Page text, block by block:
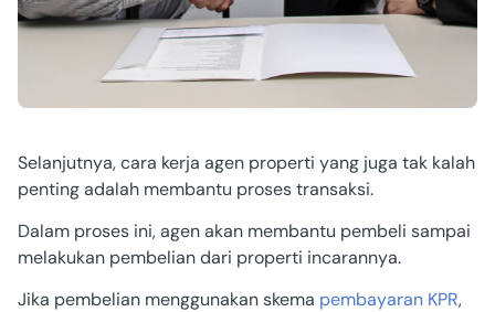
Selanjutnya, cara kerja agen properti yang juga tak kalah
penting adalah membantu proses transaksi.
Dalam proses ini, agen akan membantu pembeli sampai
melakukan pembelian dari properti incarannya.
Jika pembelian menggunakan skema pembayaran KPR,